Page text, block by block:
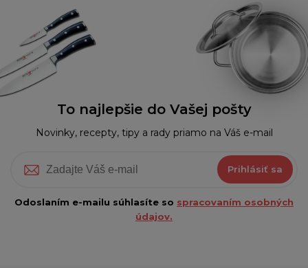
To najlepšie do Vašej pošty
Novinky, recepty, tipy a rady priamo na Váš e-mail
Prihlásiť sa
Odoslaním e-mailu súhlasíte so spracovaním osobných
údajov.